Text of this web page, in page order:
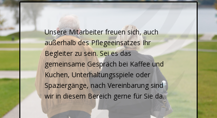
Unsere Mitarbeiter freuen sich, auch
außerhalb des Pflegeeinsatzes Ihr
Begleiter zu sein. Sei es das
gemeinsame Gespräch bei Kaffee und
Kuchen, Unterhaltungsspiele oder
Spaziergänge, nach Vereinbarung sind
wir in diesem Bereich gerne für Sie da.